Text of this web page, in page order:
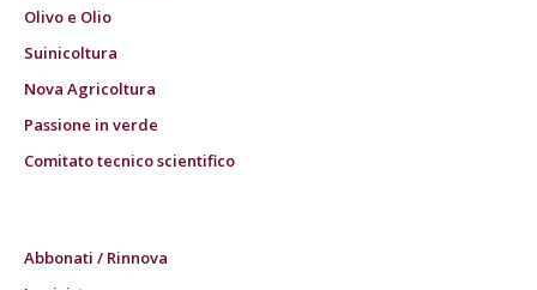
Olivo e Olio
Suinicoltura
Nova Agricoltura
Passione in verde
Comitato tecnico scientifico
Abbonati / Rinnova